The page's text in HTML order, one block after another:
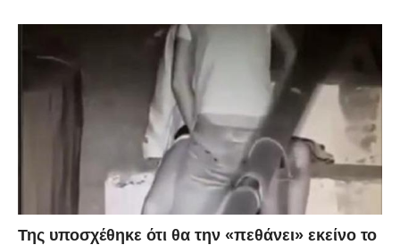
Της υποσχέθηκε ότι θα την «πεθάνει» εκείνο το